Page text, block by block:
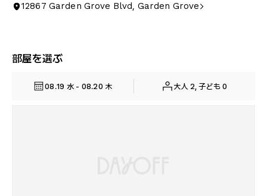
12867 Garden Grove Blvd, Garden Grove
部屋を選ぶ
08.19 水 - 08.20 木 大人 2, 子ども 0